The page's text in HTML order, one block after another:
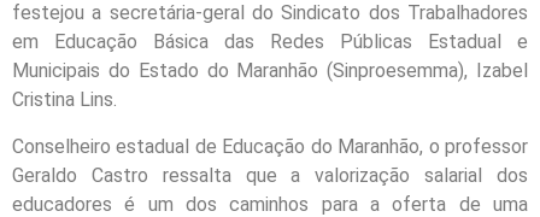
festejou a secretária-geral do Sindicato dos Trabalhadores
em Educação Básica das Redes Públicas Estadual e
Municipais do Estado do Maranhão (Sinproesemma), Izabel
Cristina Lins.
Conselheiro estadual de Educação do Maranhão, o professor
Geraldo Castro ressalta que a valorização salarial dos
educadores é um dos caminhos para a oferta de uma